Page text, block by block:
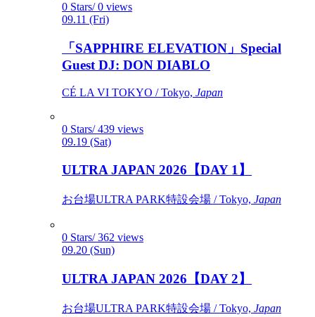
0 Stars/ 0 views
09.11 (Fri)
「SAPPHIRE ELEVATION」Special
Guest DJ: DON DIABLO
CÉ LA VI TOKYO / Tokyo, Japan
0 Stars/ 439 views
09.19 (Sat)
ULTRA JAPAN 2026【DAY 1】
お台場ULTRA PARK特設会場 / Tokyo, Japan
0 Stars/ 362 views
09.20 (Sun)
ULTRA JAPAN 2026【DAY 2】
お台場ULTRA PARK特設会場 / Tokyo, Japan